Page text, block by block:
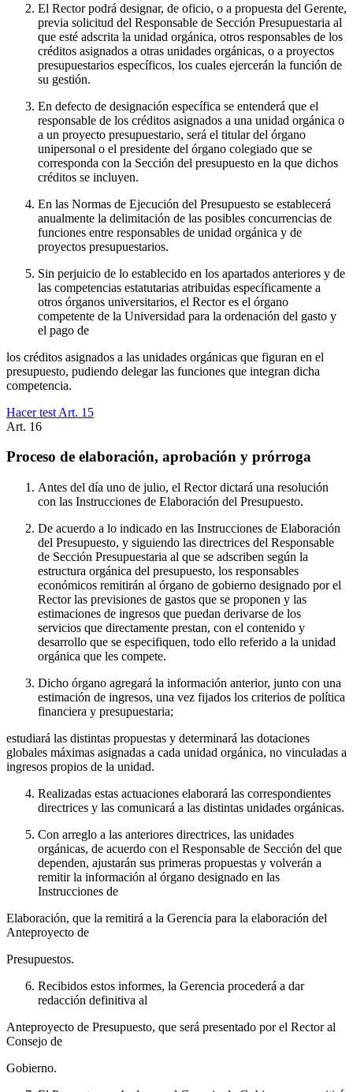
El Rector podrá designar, de oficio, o a propuesta del Gerente,
previa solicitud del Responsable de Sección Presupuestaria al
que esté adscrita la unidad orgánica, otros responsables de los
créditos asignados a otras unidades orgánicas, o a proyectos
presupuestarios específicos, los cuales ejercerán la función de
su gestión.
En defecto de designación específica se entenderá que el
responsable de los créditos asignados a una unidad orgánica o
a un proyecto presupuestario, será el titular del órgano
unipersonal o el presidente del órgano colegiado que se
corresponda con la Sección del presupuesto en la que dichos
créditos se incluyen.
En las Normas de Ejecución del Presupuesto se establecerá
anualmente la delimitación de las posibles concurrencias de
funciones entre responsables de unidad orgánica y de
proyectos presupuestarios.
Sin perjuicio de lo establecido en los apartados anteriores y de
las competencias estatutarias atribuidas específicamente a
otros órganos universitarios, el Rector es el órgano
competente de la Universidad para la ordenación del gasto y
el pago de
los créditos asignados a las unidades orgánicas que figuran en el
presupuesto, pudiendo delegar las funciones que integran dicha
competencia.
Hacer test Art. 15
Art. 16
Proceso de elaboración, aprobación y prórroga
Antes del día uno de julio, el Rector dictará una resolución
con las Instrucciones de Elaboración del Presupuesto.
De acuerdo a lo indicado en las Instrucciones de Elaboración
del Presupuesto, y siguiendo las directrices del Responsable
de Sección Presupuestaria al que se adscriben según la
estructura orgánica del presupuesto, los responsables
económicos remitirán al órgano de gobierno designado por el
Rector las previsiones de gastos que se proponen y las
estimaciones de ingresos que puedan derivarse de los
servicios que directamente prestan, con el contenido y
desarrollo que se especifiquen, todo ello referido a la unidad
orgánica que les compete.
Dicho órgano agregará la información anterior, junto con una
estimación de ingresos, una vez fijados los criterios de política
financiera y presupuestaria;
estudiará las distintas propuestas y determinará las dotaciones
globales máximas asignadas a cada unidad orgánica, no vinculadas a
ingresos propios de la unidad.
Realizadas estas actuaciones elaborará las correspondientes
directrices y las comunicará a las distintas unidades orgánicas.
Con arreglo a las anteriores directrices, las unidades
orgánicas, de acuerdo con el Responsable de Sección del que
dependen, ajustarán sus primeras propuestas y volverán a
remitir la información al órgano designado en las
Instrucciones de
Elaboración, que la remitirá a la Gerencia para la elaboración del
Anteproyecto de
Presupuestos.
Recibidos estos informes, la Gerencia procederá a dar
redacción definitiva al
Anteproyecto de Presupuesto, que será presentado por el Rector al
Consejo de
Gobierno.